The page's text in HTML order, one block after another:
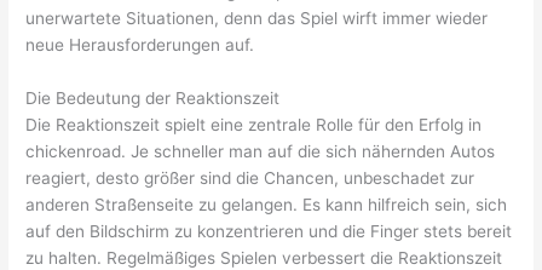
unerwartete Situationen, denn das Spiel wirft immer wieder
neue Herausforderungen auf.
Die Bedeutung der Reaktionszeit
Die Reaktionszeit spielt eine zentrale Rolle für den Erfolg in
chickenroad. Je schneller man auf die sich nähernden Autos
reagiert, desto größer sind die Chancen, unbeschadet zur
anderen Straßenseite zu gelangen. Es kann hilfreich sein, sich
auf den Bildschirm zu konzentrieren und die Finger stets bereit
zu halten. Regelmäßiges Spielen verbessert die Reaktionszeit